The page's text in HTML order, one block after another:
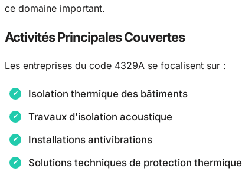
ce domaine important.
Activités Principales Couvertes
Les entreprises du code 4329A se focalisent sur :
Isolation thermique des bâtiments
Travaux d’isolation acoustique
Installations antivibrations
Solutions techniques de protection